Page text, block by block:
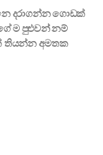
දරාගන්න ගොඩක්
ම පුළුවන් නම්
තියන්න අමතක